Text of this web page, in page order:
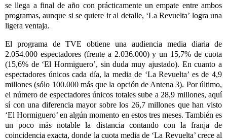
se llega a final de año con prácticamente un empate entre ambos
programas, aunque si se quiere ir al detalle, ‘La Revuelta’ logra una
ligera ventaja.
El programa de TVE obtiene una audiencia media diaria de
2.054.000 espectadores (frente a 2.036.000) y un 15,7% de cuota
(15,6% de ‘El Hormiguero’, sin duda muy ajustado). En cuanto a
espectadores únicos cada día, la media de ‘La Revuelta’ es de 4,9
millones (sólo 100.000 más que la opción de Antena 3). Por último,
el número de espectadores únicos totales sube a 28,9 millones, aquí
sí con una diferencia mayor sobre los 26,7 millones que han visto
‘El Hormiguero’ en algún momento en estos tres meses. También es
un poco más notable la distancia contando con la franja de
coincidencia exacta, donde la cuota media de ‘La Revuelta’ crece al